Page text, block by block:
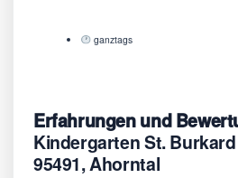
ganztags
Erfahrungen und
Kindergarten St.
95491, Ahorntal